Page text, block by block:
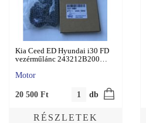
Kia Ceed ED Hyundai i30 FD
vezérműlánc 243212B200…
Motor
20 500 Ft db
RÉSZLETEK